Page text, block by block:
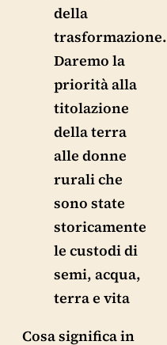
della
trasformazione.
Daremo la
priorità alla
titolazione
della terra
alle donne
rurali che
sono state
storicamente
le custodi di
semi, acqua,
terra e vita
Cosa significa in